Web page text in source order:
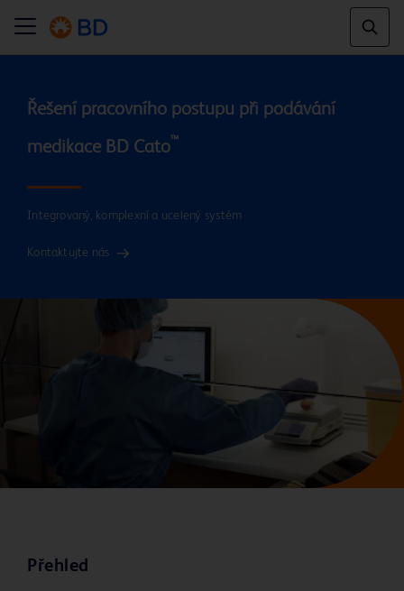
Řešení pracovního postupu při podávání
medikace BD Cato™
Integrovaný, komplexní a ucelený systém
Kontaktujte nás
Přehled